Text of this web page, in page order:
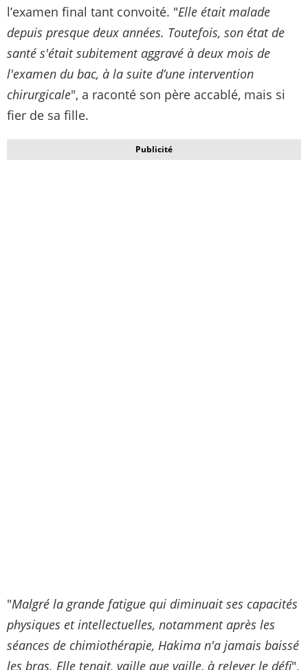
l’examen final tant convoité. "Elle était malade
depuis presque deux années. Toutefois, son état de
santé s'était subitement aggravé à deux mois de
l'examen du bac, à la suite d’une intervention
chirurgicale", a raconté son père accablé, mais si
fier de sa fille.
Publicité
"Malgré la grande fatigue qui diminuait ses capacités
physiques et intellectuelles, notamment après les
séances de chimiothérapie, Hakima n'a jamais baissé
les bras. Elle tenait, vaille que vaille, à relever le défi",